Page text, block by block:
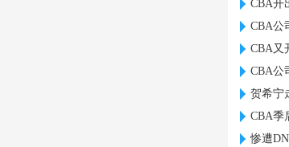
CBA开出
CBA公
CBA又
CBA公司
贺希宁
CBA季
惨遭